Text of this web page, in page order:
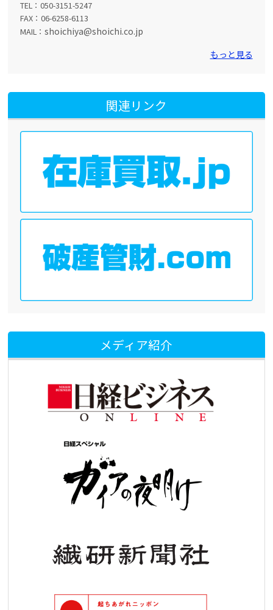
TEL：050-3151-5247
FAX：06-6258-6113
MAIL：shoichiya@shoichi.co.jp
もっと見る
関連リンク
メディア紹介